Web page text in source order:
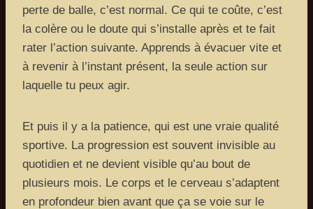
perte de balle, c’est normal. Ce qui te coûte, c’est
la colère ou le doute qui s’installe après et te fait
rater l’action suivante. Apprends à évacuer vite et
à revenir à l’instant présent, la seule action sur
laquelle tu peux agir.
Et puis il y a la patience, qui est une vraie qualité
sportive. La progression est souvent invisible au
quotidien et ne devient visible qu’au bout de
plusieurs mois. Le corps et le cerveau s’adaptent
en profondeur bien avant que ça se voie sur le